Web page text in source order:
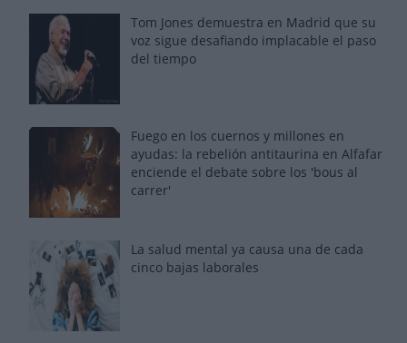
Tom Jones demuestra en Madrid que su
voz sigue desafiando implacable el paso
del tiempo
Fuego en los cuernos y millones en
ayudas: la rebelión antitaurina en Alfafar
enciende el debate sobre los 'bous al
carrer'
La salud mental ya causa una de cada
cinco bajas laborales